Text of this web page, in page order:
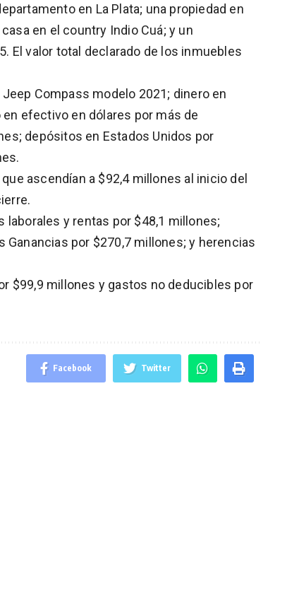
en La Plata; una propiedad en
en el country Indio Cuá; y un
El valor total declarado de los inmuebles
Compass modelo 2021; dinero en
efectivo en dólares por más de
depósitos en Estados Unidos por
ascendían a $92,4 millones al inicio del
y rentas por $48,1 millones;
por $270,7 millones; y herencias
$99,9 millones y gastos no deducibles por
Facebook Twitter